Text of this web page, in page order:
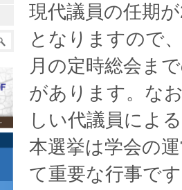
現代議員の任期
となりますので
月の定時総会ま
があります。な
しい代議員によ
本選挙は学会の
て重要な行事で